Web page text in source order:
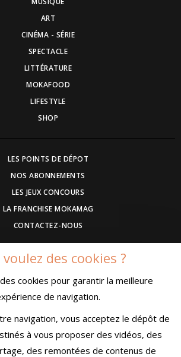
ART
CINÉMA - SÉRIE
SPECTACLE
LITTÉRATURE
MOKAFOOD
LIFESTYLE
SHOP
LES POINTS DE DÉPOT
NOS ABONNEMENTS
LES JEUX CONCOURS
LA FRANCHISE MOKAMAG
CONTACTEZ-NOUS
UN EVENEMENT
GÉNÉRALES DE VENTE
MENTIONS LÉGALES
CONFIDENTIALITÉ
des cookies ?
cookies pour garantir la meilleure
de navigation.
navigation, vous acceptez le dépôt de
à vous proposer des vidéos, des
des remontées de contenus de